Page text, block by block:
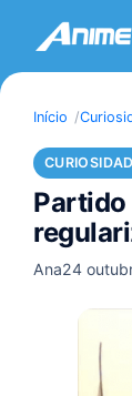
Início
Partido
Ana24